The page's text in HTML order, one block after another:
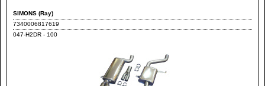
SIMONS (Ray)
7340006817619
047-H2DR - 100